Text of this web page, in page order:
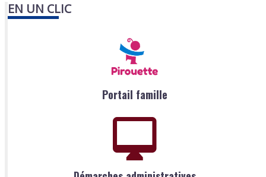
EN UN CLIC
Portail famille